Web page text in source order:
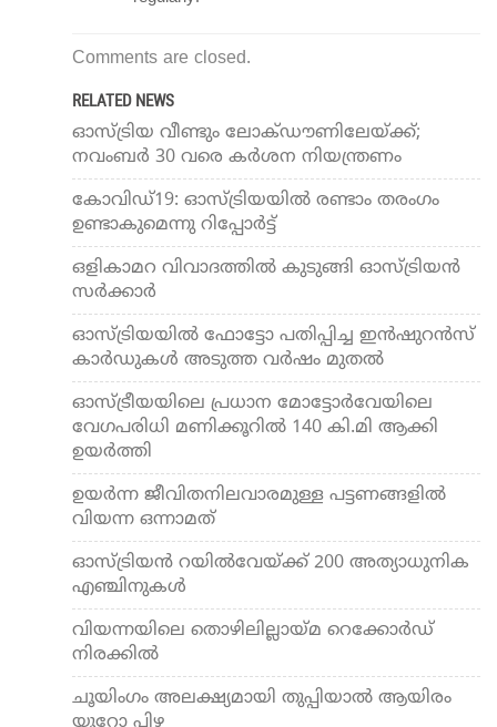
Comments are closed.
RELATED NEWS
ഓസ്ട്രിയ വീണ്ടും ലോക്ഡൗണിലേയ്ക്ക്;
നവംബര്‍ 30 വരെ കര്‍ശന നിയന്ത്രണം
കോവിഡ്19: ഓസ്ട്രിയയില്‍ രണ്ടാം തരംഗം
ഉണ്ടാകുമെന്നു റിപ്പോര്‍ട്ട്
ഒളികാമറ വിവാദത്തില്‍ കുടുങ്ങി ഓസ്ട്രിയന്‍
സര്‍ക്കാര്‍
ഓസ്ട്രിയയില്‍ ഫോട്ടോ പതിപ്പിച്ച ഇന്‍ഷുറന്‍സ്
കാര്‍ഡുകള്‍ അടുത്ത വര്‍ഷം മുതല്‍
ഓസ്ട്രീയയിലെ പ്രധാന മോട്ടോര്‍വേയിലെ
വേഗപരിധി മണിക്കൂറില്‍ 140 കി.മി ആക്കി
ഉയര്‍ത്തി
ഉയർന്ന ജീവിതനിലവാരമുള്ള പട്ടണങ്ങളിൽ
വിയന്ന ഒന്നാമത്
ഓസ്ട്രിയൻ റയിൽവേയ്ക്ക് 200 അത്യാധുനിക
എഞ്ചിനുകൾ
വിയന്നയിലെ തൊഴിലില്ലായ്മ റെക്കോർഡ്
നിരക്കിൽ
ചൂയിംഗം അലക്ഷ്യമായി തുപ്പിയാൽ ആയിരം
യൂറോ പിഴ